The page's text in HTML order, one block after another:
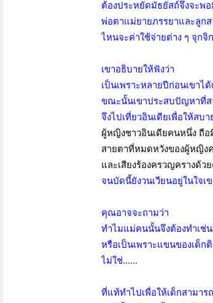
ต้องประหยัดมัธยัสถ์จึงจะพ
พ่อตาแม่ยายภรรยาและลูก
ไหนจะค่าใช้จ่ายต่าง ๆ จุกจิ
เขาอธิบายให้ฟังว่า
เป็นเพราะหลายปีก่อนเขาไ
ขณะนั้นเขาประสบปัญหาที่ส
จึงไปเที่ยวอินเดียเพื่อให้สบ
ผู้หญิงชาวอินเดียคนหนึ่ง ถื
สายตาที่หมดหวังของผู้หญิง
และเสียงร้องครวญครางด้ว
จนบัดนี้ยังวนเวียนอยู่ในใจเ
คุณอาจจะถามว่า
ทำไมแม่คนนั้นจึงต้องทำเช่น
หรือเป็นเพราะแขนของเด็กติ
ไม่ใช่......
ที่แท้ทำไปเพื่อให้เด็กสามา